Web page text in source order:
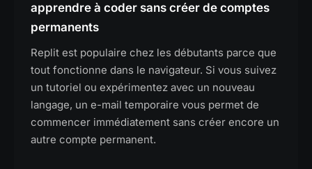
apprendre à coder sans créer de comptes
permanents
Replit est populaire chez les débutants parce que
tout fonctionne dans le navigateur. Si vous suivez
un tutoriel ou expérimentez avec un nouveau
langage, un e-mail temporaire vous permet de
commencer immédiatement sans créer encore un
autre compte permanent.